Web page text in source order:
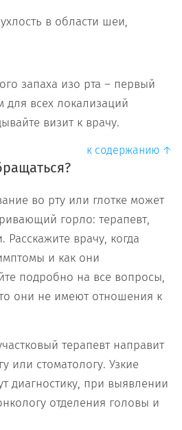
в области шеи,
запаха изо рта – первый
для всех локализаций
визит к врачу.
к содержанию ↑
во рту или глотке может
горло: терапевт,
врачу, когда
и как они
подробно на все вопросы,
они не имеют отношения к
терапевт направит
или стоматологу. Узкие
диагностику, при выявлении
отделения головы и